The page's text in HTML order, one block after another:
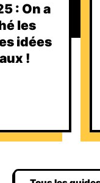
: On a
les
idées
!